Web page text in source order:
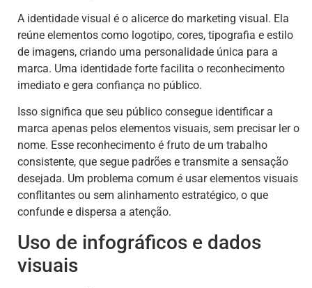
A identidade visual é o alicerce do marketing visual. Ela
reúne elementos como logotipo, cores, tipografia e estilo
de imagens, criando uma personalidade única para a
marca. Uma identidade forte facilita o reconhecimento
imediato e gera confiança no público.
Isso significa que seu público consegue identificar a
marca apenas pelos elementos visuais, sem precisar ler o
nome. Esse reconhecimento é fruto de um trabalho
consistente, que segue padrões e transmite a sensação
desejada. Um problema comum é usar elementos visuais
conflitantes ou sem alinhamento estratégico, o que
confunde e dispersa a atenção.
Uso de infográficos e dados
visuais